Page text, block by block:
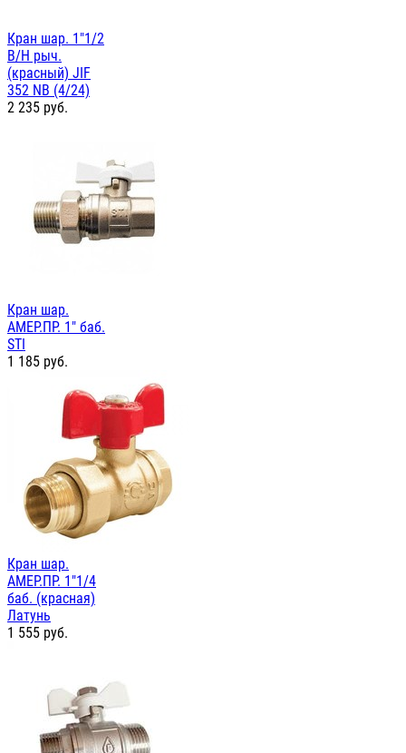
Кран шар. 1"1/2
В/Н рыч.
(красный) JIF
352 NB (4/24)
2 235 руб.
Кран шар.
АМЕР.ПР. 1" баб.
STI
1 185 руб.
Кран шар.
АМЕР.ПР. 1"1/4
баб. (красная)
Латунь
1 555 руб.